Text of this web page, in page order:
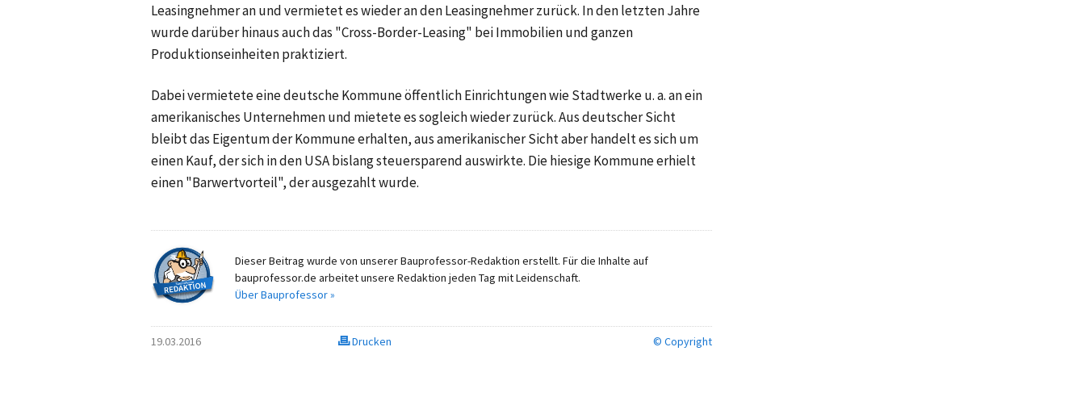
Leasingnehmer an und vermietet es wieder an den Leasingnehmer zurück. In den letzten Jahre
wurde darüber hinaus auch das "Cross-Border-Leasing" bei Immobilien und ganzen
Produktionseinheiten praktiziert.
Dabei vermietete eine deutsche Kommune öffentlich Einrichtungen wie Stadtwerke u. a. an ein
amerikanisches Unternehmen und mietete es sogleich wieder zurück. Aus deutscher Sicht
bleibt das Eigentum der Kommune erhalten, aus amerikanischer Sicht aber handelt es sich um
einen Kauf, der sich in den USA bislang steuersparend auswirkte. Die hiesige Kommune erhielt
einen "Barwertvorteil", der ausgezahlt wurde.
Dieser Beitrag wurde von unserer Bauprofessor-Redaktion erstellt. Für die Inhalte auf
bauprofessor.de arbeitet unsere Redaktion jeden Tag mit Leidenschaft.
Über Bauprofessor »
19.03.2016 Drucken © Copyright